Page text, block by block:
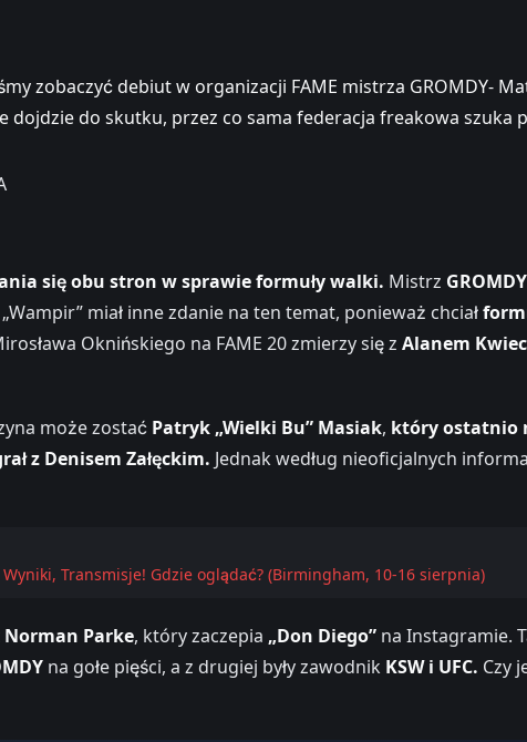
zobaczyć debiut w organizacji FAME mistrza GROMDY-
do skutku, przez co sama federacja freakowa szuka
się obu stron w sprawie formuły walki. Mistrz GROMDY
miał inne zdanie na ten temat, ponieważ chciał
Oknińskiego na FAME 20 zmierzy się z Alanem
może zostać Patryk „Wielki Bu” Masiak, który ostatnio
z Denisem Załęckim. Jednak według nieoficjalnych
Transmisje! Gdzie oglądać? (Birmingham, 10-16 sierpnia)
Norman Parke, który zaczepia „Don Diego” na Instagramie.
na gołe pięści, a z drugiej były zawodnik KSW i UFC. Czy